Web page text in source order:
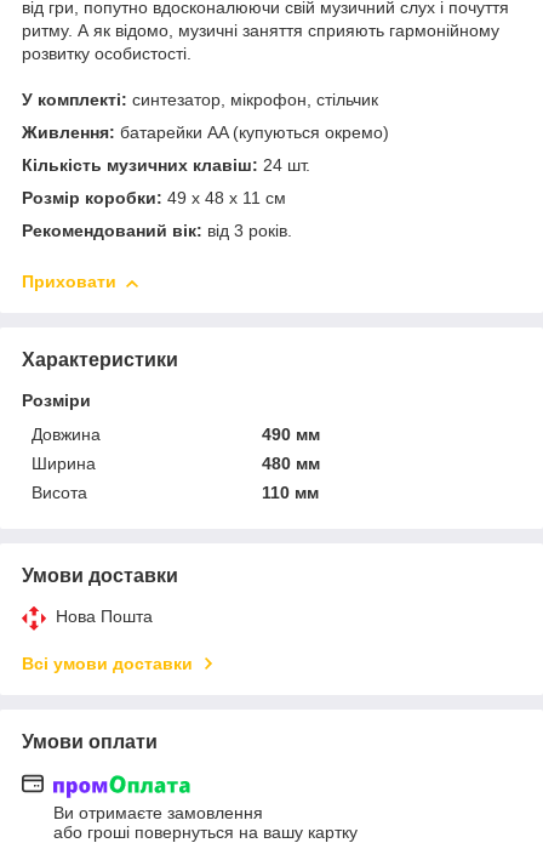
від гри, попутно вдосконалюючи свій музичний слух і почуття
ритму. А як відомо, музичні заняття сприяють гармонійному
розвитку особистості.
У комплекті: синтезатор, мікрофон, стільчик
Живлення: батарейки AA (купуються окремо)
Кількість музичних клавіш: 24 шт.
Розмір коробки: 49 х 48 х 11 см
Рекомендований вік: від 3 років.
Приховати
Характеристики
Розміри
Довжина
490 мм
Ширина
480 мм
Висота
110 мм
Умови доставки
Нова Пошта
Всі умови доставки
Умови оплати
Ви отримаєте замовлення
або гроші повернуться на вашу картку